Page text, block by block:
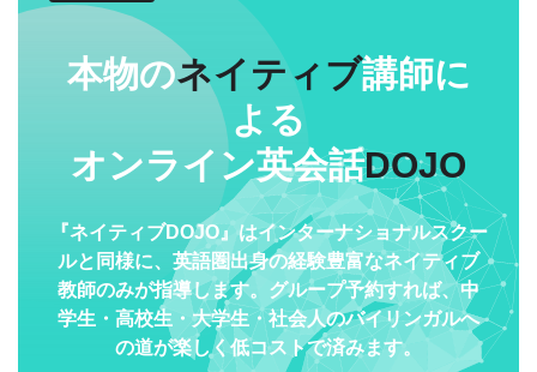
本物のネイティブ講師に
よる
オンライン英会話DOJO
『ネイティブDOJO』はインターナショナルスクー
ルと同様に、英語圏出身の経験豊富なネイティブ
教師のみが指導します。グループ予約すれば、中
学生・高校生・大学生・社会人のバイリンガルへ
の道が楽しく低コストで済みます。